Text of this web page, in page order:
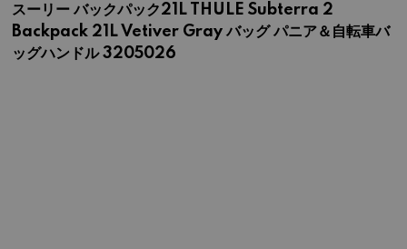
スーリー バックパック21L THULE Subterra 2
Backpack 21L Vetiver Gray バッグ パニア＆自転車バ
ッグハンドル 3205026